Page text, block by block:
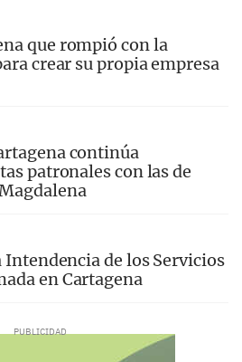
que rompió con la
crear su propia empresa
continúa
patronales con las de
Intendencia de los Servicios
en Cartagena